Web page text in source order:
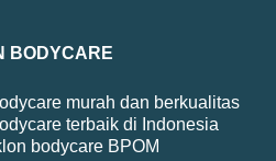
BODYCARE
murah dan berkualitas
terbaik di Indonesia
bodycare BPOM